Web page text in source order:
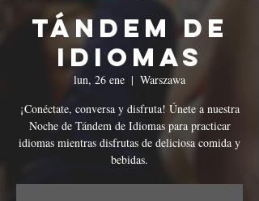
Tándem de
Idiomas
lun, 26 ene
  |
Warszawa
¡Conéctate, conversa y disfruta! Únete a nuestra
Noche de Tándem de Idiomas para practicar
idiomas mientras disfrutas de deliciosa comida y
bebidas.